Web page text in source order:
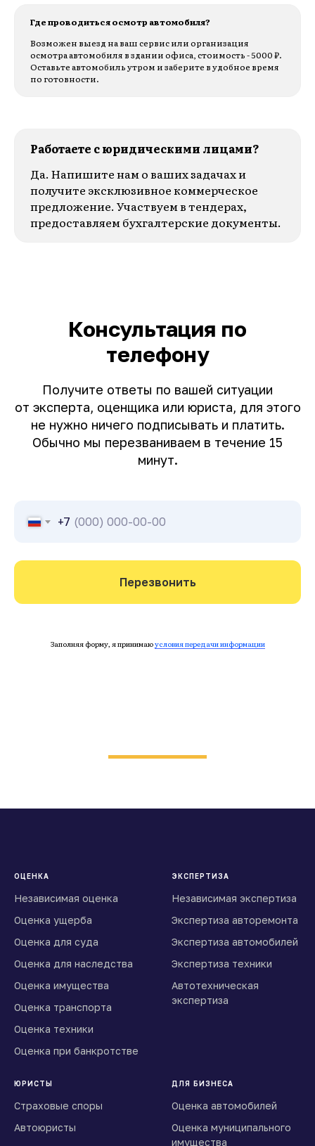
Где проводиться осмотр автомобиля?
Возможен выезд на ваш сервис или организация
осмотра автомобиля в здании офиса, стоимость - 5000 ₽.
Оставьте автомобиль утром и заберите в удобное время
по готовности.
Работаете с юридическими лицами?
Да. Напишите нам о ваших задачах и
получите эксклюзивное коммерческое
предложение. Участвуем в тендерах,
предоставляем бухгалтерские документы.
Консультация по
телефону
Получите ответы по вашей ситуации
от эксперта, оценщика или юриста, для этого
не нужно ничего подписывать и платить.
Обычно мы перезваниваем в течение 15
минут.
+7
Перезвонить
Заполняя форму, я принимаюусловия передачи информации
ОЦЕНКА
Независимая оценка
Оценка ущерба
Оценка для суда
Оценка для наследства
Оценка имущества
Оценка транспорта
Оценка техники
Оценка при банкротстве
ЭКСПЕРТИЗА
Независимая экспертиза
Экспертиза авторемонта
Экспертиза автомобилей
Экспертиза техники
Автотехническая
экспертиза
ЮРИСТЫ
Страховые споры
Автоюристы
ДЛЯ БИЗНЕСА
Оценка автомобилей
Оценка муниципального
имущества